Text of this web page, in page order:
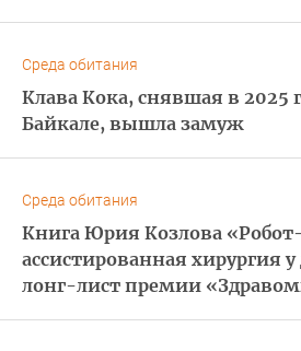
Среда обитания
Клава Кока, снявшая в 2025
Байкале, вышла замуж
Среда обитания
Книга Юрия Козлова
ассистированная хирургия
лонг-лист премии